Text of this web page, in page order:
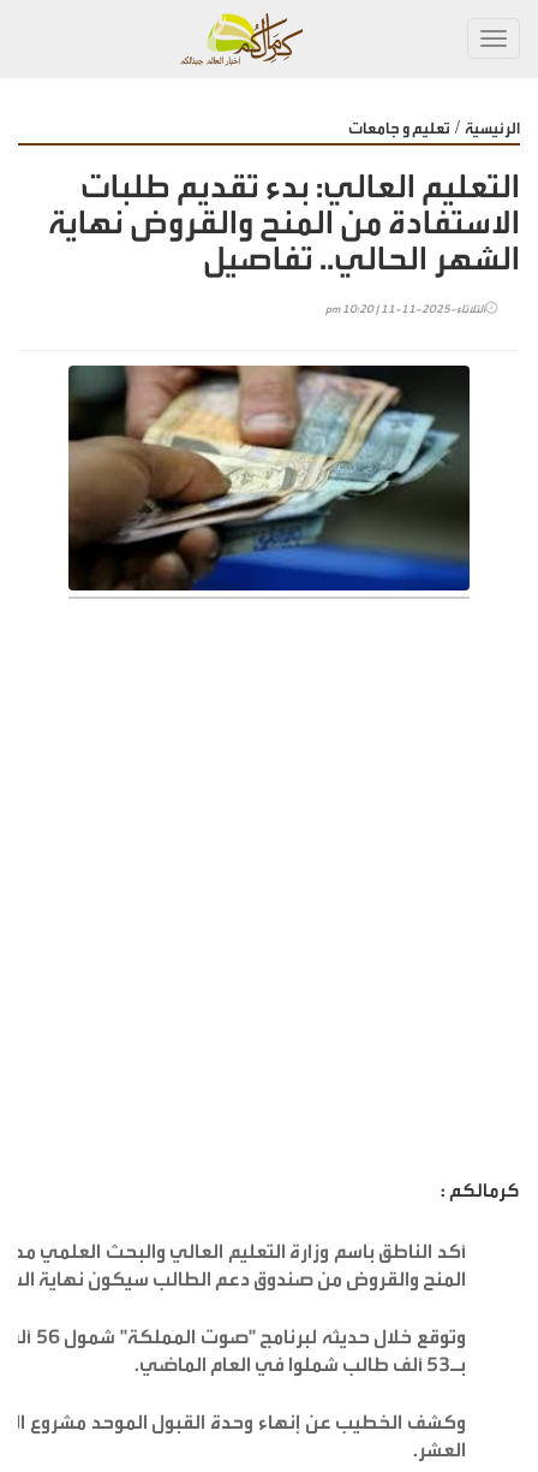
الرئيسية / تعليم و جامعات
التعليم العالي: بدء تقديم طلبات
الاستفادة من المنح والقروض نهاية
الشهر الحالي.. تفاصيل
الثلاثاء-2025-11-11 | 10:20 pm
كرمالكم :
أكد الناطق باسم وزارة التعليم العالي والبحث العلمي
المنح والقروض من صندوق دعم الطالب سيكون نهاية
وتوقع خلال حديثه لبرنامج "صوت المملكة"
بـ53 ألف طالب شملوا في العام الماضي.
وكشف الخطيب عن إنهاء وحدة القبول الموحد مشروع
العشر.